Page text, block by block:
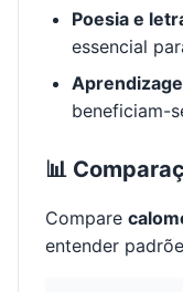
Poesia e
essencial
beneficiam-
📊
Compare
entender